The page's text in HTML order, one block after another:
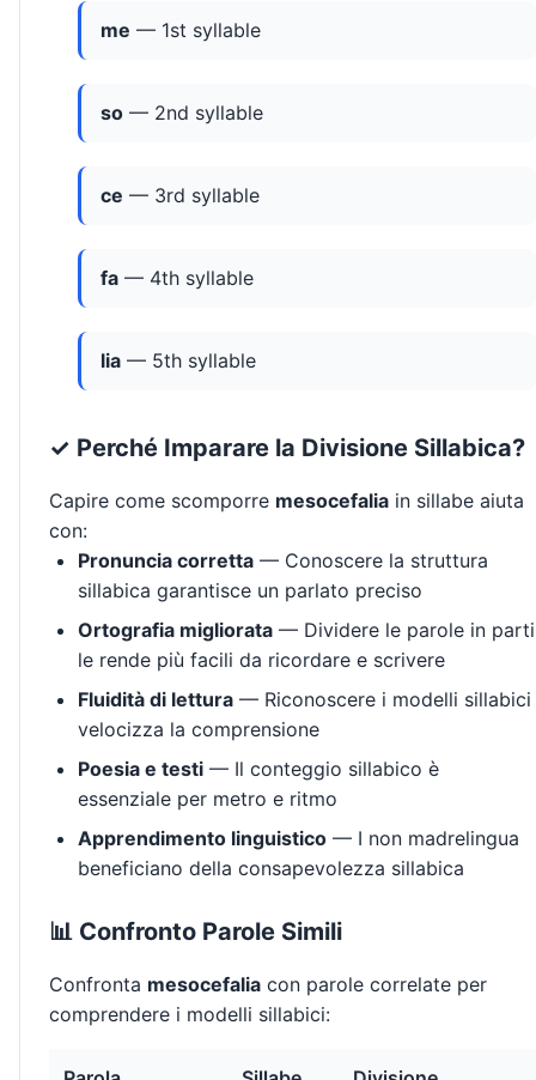
me — 1st syllable
so — 2nd syllable
ce — 3rd syllable
fa — 4th syllable
lia — 5th syllable
✓ Perché Imparare la Divisione Sillabica?
Capire come scomporre mesocefalia in sillabe aiuta
con:
Pronuncia corretta — Conoscere la struttura
sillabica garantisce un parlato preciso
Ortografia migliorata — Dividere le parole in parti
le rende più facili da ricordare e scrivere
Fluidità di lettura — Riconoscere i modelli sillabici
velocizza la comprensione
Poesia e testi — Il conteggio sillabico è
essenziale per metro e ritmo
Apprendimento linguistico — I non madrelingua
beneficiano della consapevolezza sillabica
📊 Confronto Parole Simili
Confronta mesocefalia con parole correlate per
comprendere i modelli sillabici: